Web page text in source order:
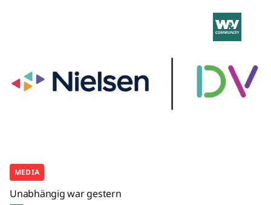
MEDIA
Unabhängig war gestern